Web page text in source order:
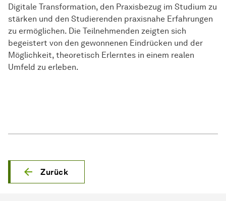
Digitale Transformation, den Praxisbezug im Studium zu
stärken und den Studierenden praxisnahe Erfahrungen
zu ermöglichen. Die Teilnehmenden zeigten sich
begeistert von den gewonnenen Eindrücken und der
Möglichkeit, theoretisch Erlerntes in einem realen
Umfeld zu erleben.
Zurück